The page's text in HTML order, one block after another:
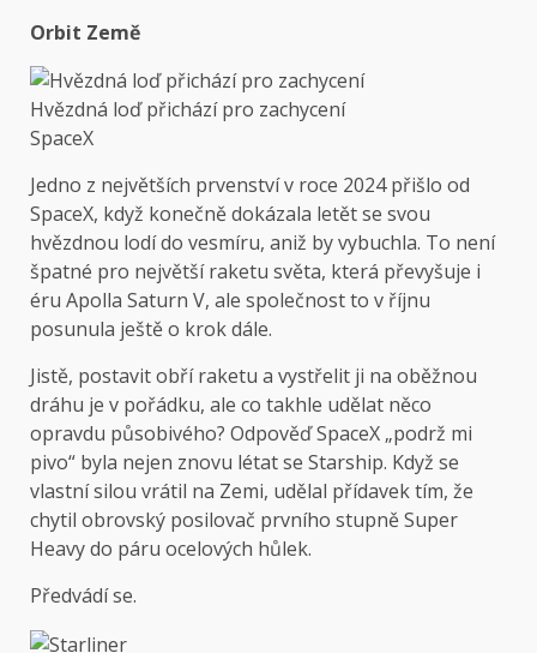
Orbit Země
Hvězdná loď přichází pro zachycení
SpaceX
Jedno z největších prvenství v roce 2024 přišlo od
SpaceX, když konečně dokázala letět se svou
hvězdnou lodí do vesmíru, aniž by vybuchla. To není
špatné pro největší raketu světa, která převyšuje i
éru Apolla Saturn V, ale společnost to v říjnu
posunula ještě o krok dále.
Jistě, postavit obří raketu a vystřelit ji na oběžnou
dráhu je v pořádku, ale co takhle udělat něco
opravdu působivého? Odpověď SpaceX „podrž mi
pivo“ byla nejen znovu létat se Starship. Když se
vlastní silou vrátil na Zemi, udělal přídavek tím, že
chytil obrovský posilovač prvního stupně Super
Heavy do páru ocelových hůlek.
Předvádí se.